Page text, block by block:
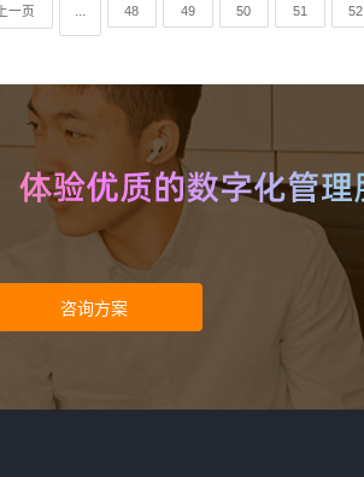
上一页 ... 48 49 50 51 52